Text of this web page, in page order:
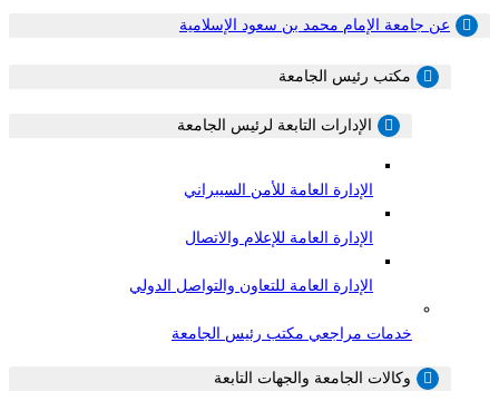
عن جامعة الإمام محمد بن سعود الإسلامية
مكتب رئيس الجامعة
الإدارات التابعة لرئيس الجامعة
الإدارة العامة للأمن السيبراني
الإدارة العامة للإعلام والاتصال
الإدارة العامة للتعاون والتواصل الدولي
خدمات مراجعي مكتب رئيس الجامعة
وكالات الجامعة والجهات التابعة